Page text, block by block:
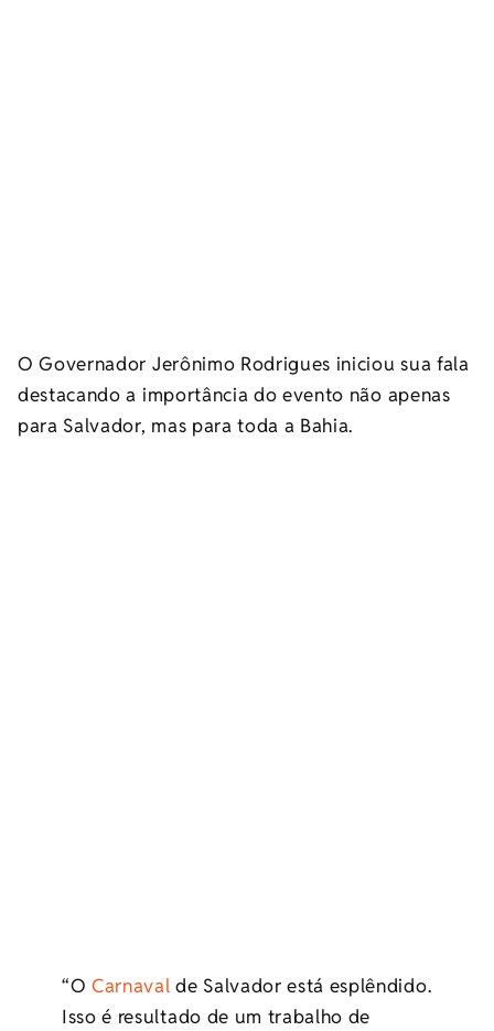
O Governador Jerônimo Rodrigues iniciou sua fala
destacando a importância do evento não apenas
para Salvador, mas para toda a Bahia.
“OCarnaval de Salvador está esplêndido.
Isso é resultado de um trabalho de